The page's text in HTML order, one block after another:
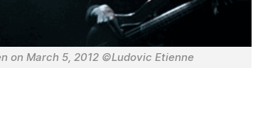
on March 5, 2012 ©Ludovic Etienne